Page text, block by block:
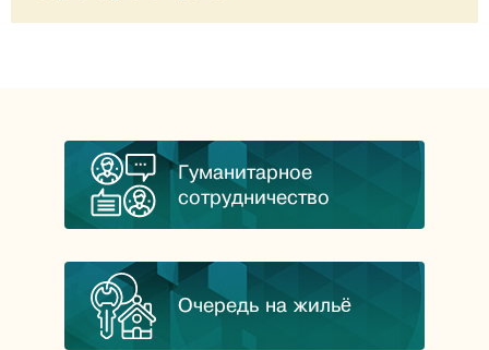
Гуманитарное
сотрудничество
Очередь на жильё